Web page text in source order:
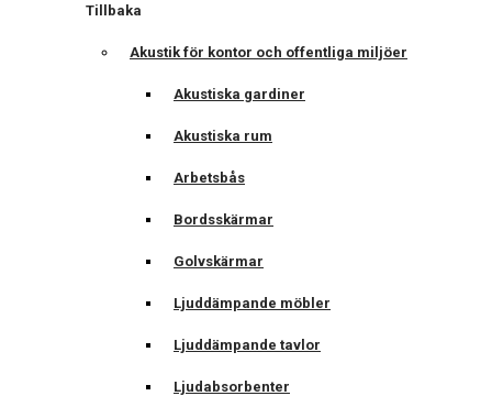
Tillbaka
Akustik för kontor och offentliga miljöer
Akustiska gardiner
Akustiska rum
Arbetsbås
Bordsskärmar
Golvskärmar
Ljuddämpande möbler
Ljuddämpande tavlor
Ljudabsorbenter